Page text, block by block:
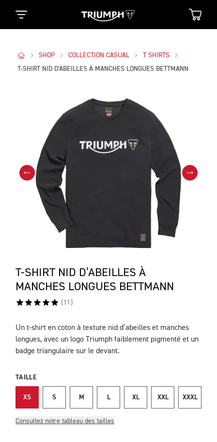
SHOP COLLECTION CASUAL
T SHIRTS
T-SHIRT NID D’ABEILLES À MANCHES LONGUES BETTMANN
T-SHIRT NID D’ABEILLES À
MANCHES LONGUES BETTMANN
( 11 )
DESCRIPTION
Un t-shirt en coton à texture nid d’abeilles et manches
longues, avec un logo Triumph faiblement pigmenté et un
badge triangulaire sur le devant.
TAILLE
XS S M L XL XXL XXXL
Consultez notre tableau des tailles